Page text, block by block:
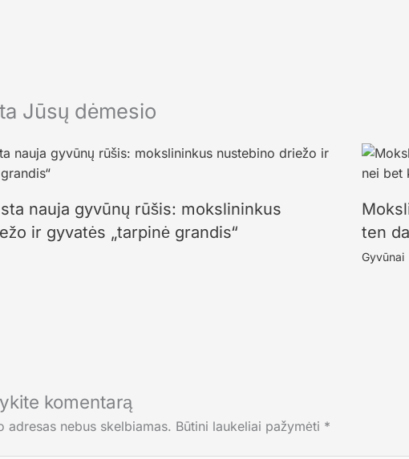
Jūsų dėmesio
nauja gyvūnų rūšis: mokslininkus
ir gyvatės „tarpinė grandis“
ten
Gyvūnai
komentarą
adresas nebus skelbiamas. Būtini laukeliai pažymėti *